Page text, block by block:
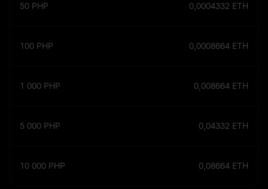
50 PHP 0,0004332 ETH
100 PHP 0,0008664 ETH
1 000 PHP 0,008664 ETH
5 000 PHP 0,04332 ETH
10 000 PHP 0,08664 ETH